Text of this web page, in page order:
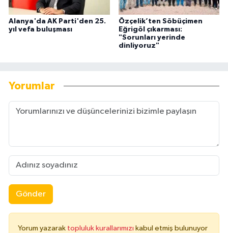
Alanya'da AK Parti'den 25.
yıl vefa buluşması
Özçelik’ten Söbüçimen
Eğrigöl çıkarması:
"Sorunları yerinde
dinliyoruz"
Yorumlar
Gönder
Yorum yazarak topluluk kurallarımızı kabul etmiş bulunuyor